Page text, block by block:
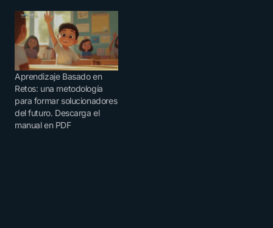
Aprendizaje Basado en
Retos: una metodología
para formar solucionadores
del futuro. Descarga el
manual en PDF